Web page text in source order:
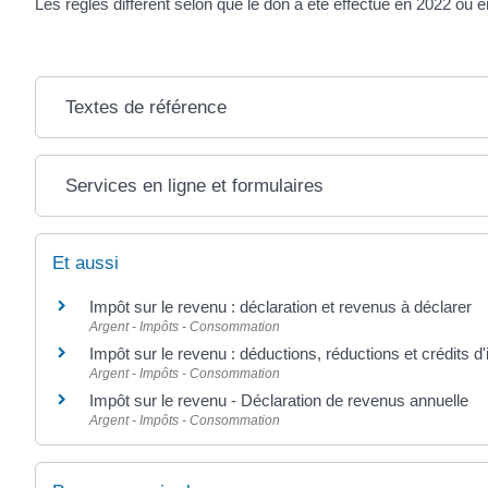
Textes de référence
Services en ligne et formulaires
Et aussi
Impôt sur le revenu : déclaration et revenus à déclarer
Argent - Impôts - Consommation
Impôt sur le revenu : déductions, réductions et crédits
Argent - Impôts - Consommation
Impôt sur le revenu - Déclaration de revenus annuelle
Argent - Impôts - Consommation